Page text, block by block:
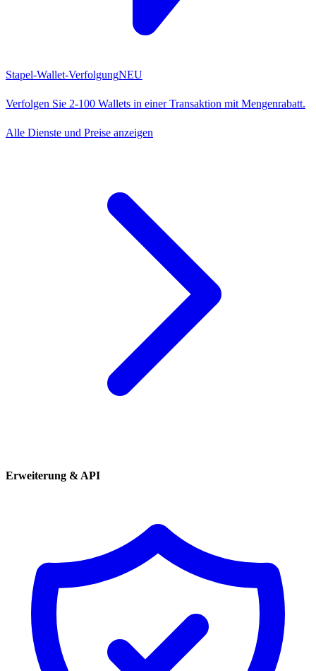
Stapel-Wallet-VerfolgungNEU
Verfolgen Sie 2-100 Wallets in einer Transaktion mit Mengenrabatt.
Alle Dienste und Preise anzeigen
Erweiterung & API